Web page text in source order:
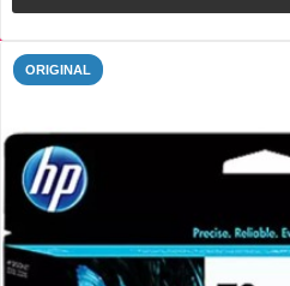
ORIGINAL